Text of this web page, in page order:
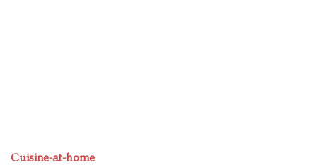
Cuisine-at-home